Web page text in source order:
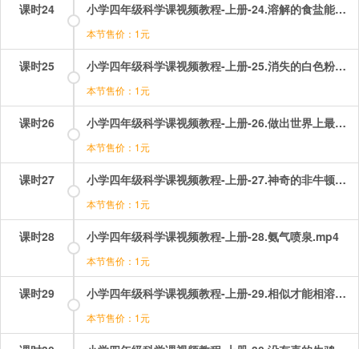
课时24 小学四年级科学课视频教程-上册-24.溶解的食盐能还原吗.mp4
本节售价：1元
课时25 小学四年级科学课视频教程-上册-25.消失的白色粉末.mp4
本节售价：1元
课时26 小学四年级科学课视频教程-上册-26.做出世界上最干净的水.mp4
本节售价：1元
课时27 小学四年级科学课视频教程-上册-27.神奇的非牛顿流体.mp4
本节售价：1元
课时28 小学四年级科学课视频教程-上册-28.氨气喷泉.mp4
本节售价：1元
课时29 小学四年级科学课视频教程-上册-29.相似才能相溶！.mp4
本节售价：1元